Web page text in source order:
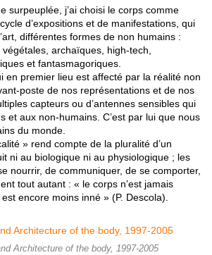
surpeuplée, j’ai choisi le corps comme
d’expositions et de manifestations, qui
différentes formes de non humains :
archaïques, high-tech,
et fantasmagoriques.
en premier lieu est affecté par la réalité non
poste de nos représentations et de nos
capteurs ou d’antennes sensibles qui
et aux non-humains. C’est par lui que nous
du monde.
» rend compte de la pluralité d’un
ni au biologique ni au physiologique ; les
nourrir, de communiquer, de se comporter,
tout autant : « le corps n’est jamais
encore moins inné » (P. Descola).
Architecture of the body, 1997-2005